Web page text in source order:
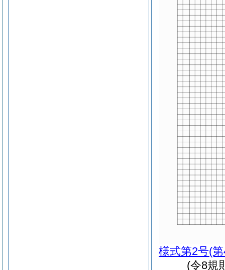
様式第2号(
(令8規